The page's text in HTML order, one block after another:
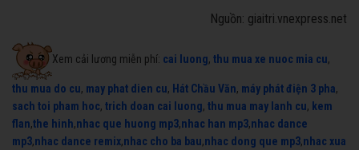
Nguồn: giaitri.vnexpress.net
Xem cải lương miễn phí: cai luong, thu mua xe nuoc mia cu,
thu mua do cu, may phat dien cu, Hát Chầu Văn, máy phát điện 3 pha,
sach toi pham hoc, trich doan cai luong, thu mua may lanh cu, kem
flan,the hinh,nhac que huong mp3,nhac han mp3,nhac dance
mp3,nhac dance remix,nhac cho ba bau,nhac dong que mp3,nhac xua